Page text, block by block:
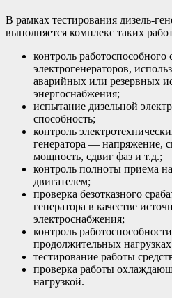
В рамках тестирования дизель-
выполняется комплекс таких
контроль работоспособного
электрогенераторов,
аварийных или резервных
энергоснабжения;
испытание дизельной
способность;
контроль
генератора — напряжение,
мощность, сдвиг фаз и т.д.;
контроль полноты приема
двигателем;
проверка безотказного
генератора в качестве
электроснабжения;
контроль
продолжительных
тестирование работы
проверка работы
нагрузкой.